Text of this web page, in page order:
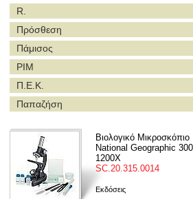
R.
Πρόσθεση
Πάμισος
PIM
Π.Ε.Κ.
Παπαζήση
Βιολογικό Μικροσκόπιο
National Geographic
1200X
SC.20.315.0014
Εκδόσεις